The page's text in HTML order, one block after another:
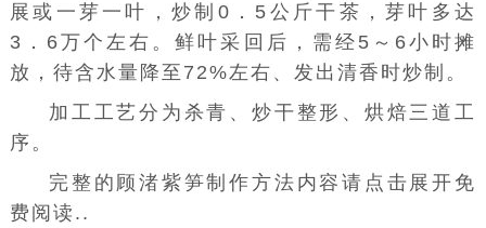
展或一芽一叶，炒制0．5公斤干茶，芽叶多达
3．6万个左右。鲜叶采回后，需经5～6小时摊
放，待含水量 降至72%左右、发出清香时炒制。
加工工艺分为杀青、 炒干整形、烘焙三道工
序。
完整的顾渚紫笋制作方法内容请点击展开免
费阅读..